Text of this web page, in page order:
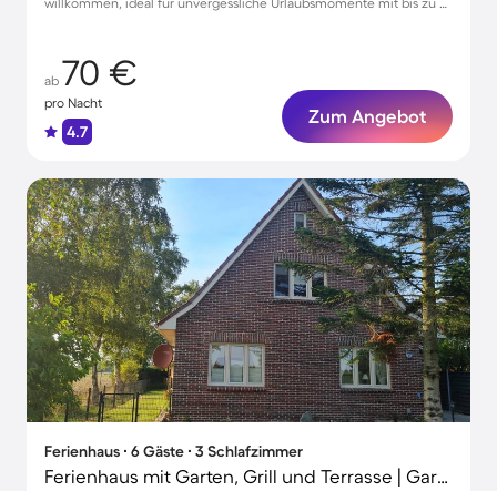
ab 70 €
pro Nacht
4.7
Zum Angebot
Ferienhaus ∙ 6 Gäste ∙ 3 Schlafzimmer
Ferienhaus mit Garten, Grill und Terrasse | Gartenblick